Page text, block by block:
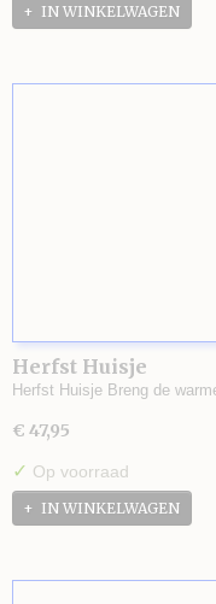
IN WINKELWAGEN
Herfst Huisje
Herfst Huisje Breng de
€ 47,95
✓ Op voorraad
IN WINKELWAGEN